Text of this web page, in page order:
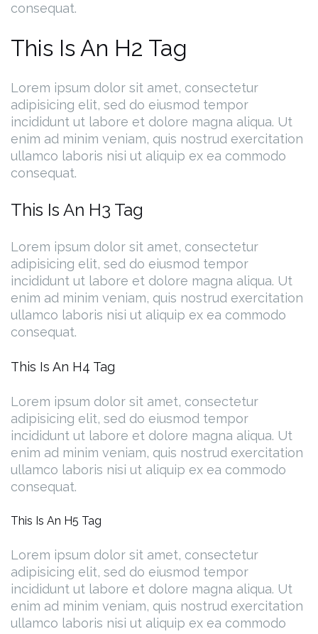
consequat.
This Is An H2 Tag
Lorem ipsum dolor sit amet, consectetur
adipisicing elit, sed do eiusmod tempor
incididunt ut labore et dolore magna aliqua. Ut
enim ad minim veniam, quis nostrud exercitation
ullamco laboris nisi ut aliquip ex ea commodo
consequat.
This Is An H3 Tag
Lorem ipsum dolor sit amet, consectetur
adipisicing elit, sed do eiusmod tempor
incididunt ut labore et dolore magna aliqua. Ut
enim ad minim veniam, quis nostrud exercitation
ullamco laboris nisi ut aliquip ex ea commodo
consequat.
This Is An H4 Tag
Lorem ipsum dolor sit amet, consectetur
adipisicing elit, sed do eiusmod tempor
incididunt ut labore et dolore magna aliqua. Ut
enim ad minim veniam, quis nostrud exercitation
ullamco laboris nisi ut aliquip ex ea commodo
consequat.
This Is An H5 Tag
Lorem ipsum dolor sit amet, consectetur
adipisicing elit, sed do eiusmod tempor
incididunt ut labore et dolore magna aliqua. Ut
enim ad minim veniam, quis nostrud exercitation
ullamco laboris nisi ut aliquip ex ea commodo